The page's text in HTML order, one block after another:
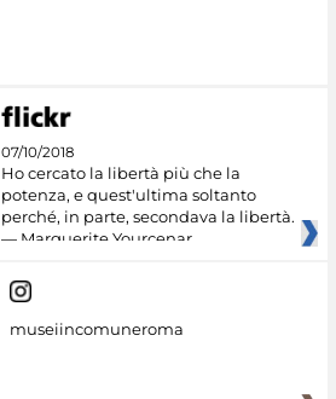
07/10/2018
Ho cercato la libertà più che la
potenza, e quest'ultima soltanto
perché, in parte, secondava la libertà.
— Marguerite Yourcenar
museiincomuneroma